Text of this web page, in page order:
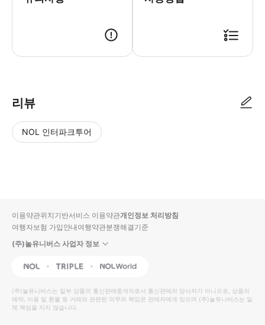
리뷰
NOL 인터파크투어
입니
다.
높
은
순
동
영
상
순
상
이용약관위치기반서비스 이용약관개인정보 처리방침
여행자보험 가입안내여행약관분쟁해결기준
(주)놀유니버스 사업자 정보
NOL Triple Interpark Global
(주)놀유니버스는 일부 상품의 통신판매중개자로서 통신판매의 당사자가 아니므로, 상품의
예약, 이용 및 환불 등 거래와 관련된 의무와 책임은 판매자에게 있으며 (주)놀유니버스는 일
체 책임을 지지 않습니다.